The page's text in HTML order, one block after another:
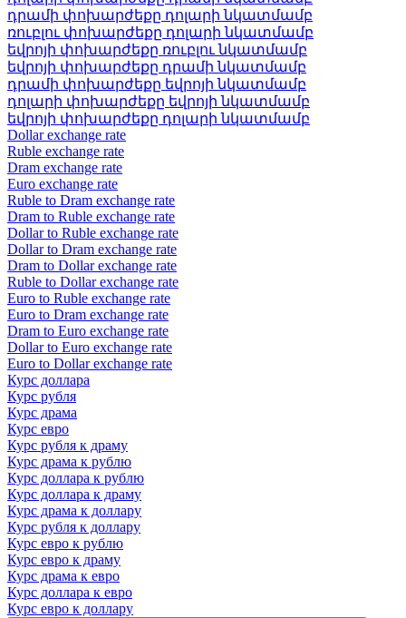
դրամի փոխարժեքը դոլարի նկատմամբ
ռուբլու փոխարժեքը դոլարի նկատմամբ
եվրոյի փոխարժեքը ռուբլու նկատմամբ
եվրոյի փոխարժեքը դրամի նկատմամբ
դրամի փոխարժեքը եվրոյի նկատմամբ
դոլարի փոխարժեքը եվրոյի նկատմամբ
եվրոյի փոխարժեքը դոլարի նկատմամբ
Dollar exchange rate
Ruble exchange rate
Dram exchange rate
Euro exchange rate
Ruble to Dram exchange rate
Dram to Ruble exchange rate
Dollar to Ruble exchange rate
Dollar to Dram exchange rate
Dram to Dollar exchange rate
Ruble to Dollar exchange rate
Euro to Ruble exchange rate
Euro to Dram exchange rate
Dram to Euro exchange rate
Dollar to Euro exchange rate
Euro to Dollar exchange rate
Курс доллара
Курс рубля
Курс драма
Курс евро
Курс рубля к драму
Курс драма к рублю
Курс доллара к рублю
Курс доллара к драму
Курс драма к доллару
Курс рубля к доллару
Курс евро к рублю
Курс евро к драму
Курс драма к евро
Курс доллара к евро
Курс евро к доллару